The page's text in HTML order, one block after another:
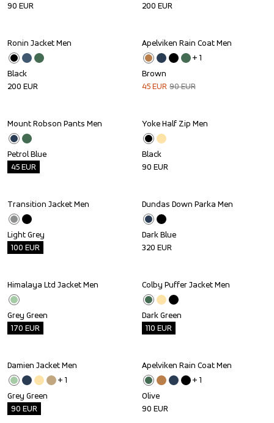
90 EUR
200 EUR
Ronin Jacket Men
Black
200 EUR
Sale
Apelviken Rain Coat Men
+ 1
Brown
45EUR 90EUR
Outlet
Mount Robson Pants Men
Petrol Blue
45EUR
Yoke Half Zip Men
Black
90 EUR
Outlet
Transition Jacket Men
Light Grey
100 EUR
Dundas Down Parka Men
Dark Blue
320 EUR
Outlet
Himalaya Ltd Jacket Men
Grey Green
170 EUR
Outlet
Colby Puffer Jacket Men
Dark Green
110 EUR
Outlet
Damien Jacket Men
+ 1
Grey Green
90 EUR
Apelviken Rain Coat Men
+ 1
Olive
90 EUR